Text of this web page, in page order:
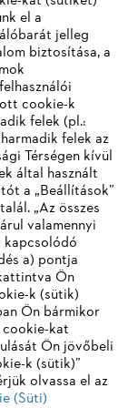
unterstützen. Für
wir Ihnen, zu
el a
jelleg
biztosítása, a
cookie-k
felek (pl.:
felek az
Térségen kívül
által használt
a „Beállítások”
„Az összes
valamennyi
kapcsolódó
a) pontja
Ön
k (sütik)
Ön bármikor
kat
Ön jövőbeli
k (sütik)”
olvassa el az
(Süti)